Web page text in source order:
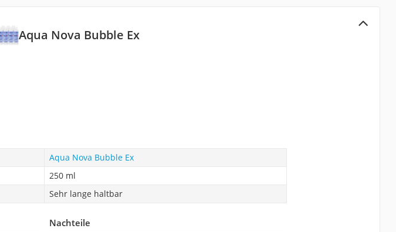
Aqua Nova Bubble Ex
Aqua Nova Bubble Ex
250 ml
Sehr lange haltbar
Nachteile